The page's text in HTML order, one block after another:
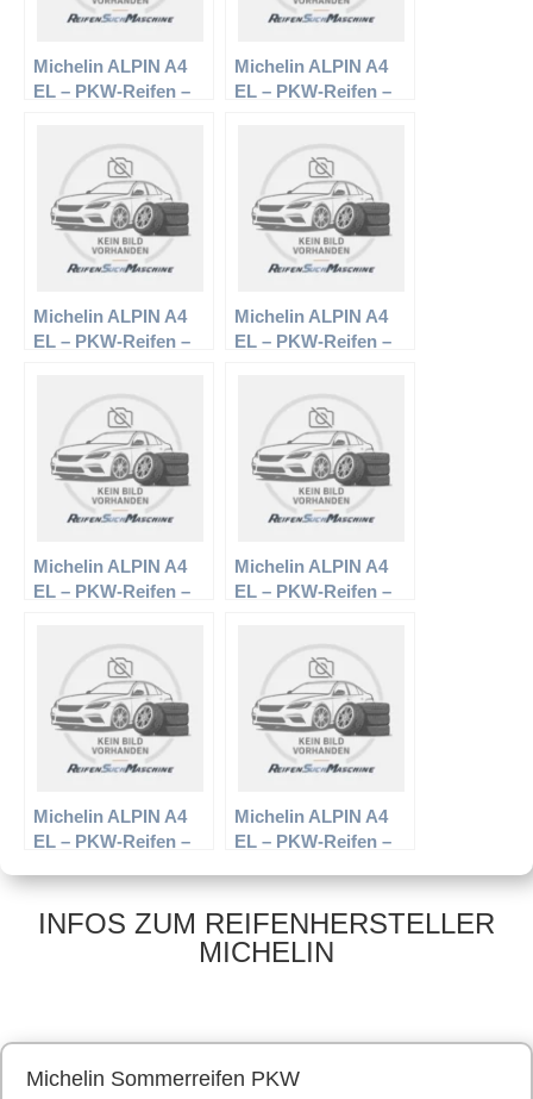
Michelin ALPIN A4
EL – PKW-Reifen –
Michelin ALPIN A4
EL – PKW-Reifen –
Michelin ALPIN A4
EL – PKW-Reifen –
Michelin ALPIN A4
EL – PKW-Reifen –
Michelin ALPIN A4
EL – PKW-Reifen –
Michelin ALPIN A4
EL – PKW-Reifen –
Michelin ALPIN A4
EL – PKW-Reifen –
Winterreifen
Michelin ALPIN A4
EL – PKW-Reifen –
Winterreifen
INFOS ZUM REIFENHERSTELLER
MICHELIN
Michelin Sommerreifen PKW